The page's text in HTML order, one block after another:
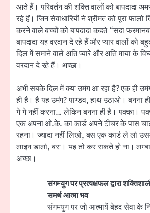
आते हैं। परिवर्तन की शक्ति वालों को बापदादा
रहे हैं। जिन सेवाधारियों ने श्रीमत को पूरा फालो
करने वाले बच्चों को बापदादा कहते “सदा
बापदादा यह वरदान दे रहे हैं और प्यार वालों को
दिल में समाने वाले अति प्यारे और अति माया के
वरदान दे रहे हैं। अच्छा।
अभी सबके दिल में क्या उमंग आ रहा है? एक ही
ही है। है यह उमंग? पाण्डव, हाथ उठाओ। बनना
गे गे नहीं करना… लेकिन बनना ही है। पक्का।
एक अपना ओ.के. का कार्ड अपने टीचर के पास
रहना। ज्यादा नहीं लिखो, बस एक कार्ड ले लो
लाइन डालो, बस। यह तो कर सकते हो ना।
अच्छा।
संगमयुग पर प्रत्यक्षफल द्वारा
समर्थ आत्मा भव
संगमयुग पर जो आत्मायें बेहद सेवा के